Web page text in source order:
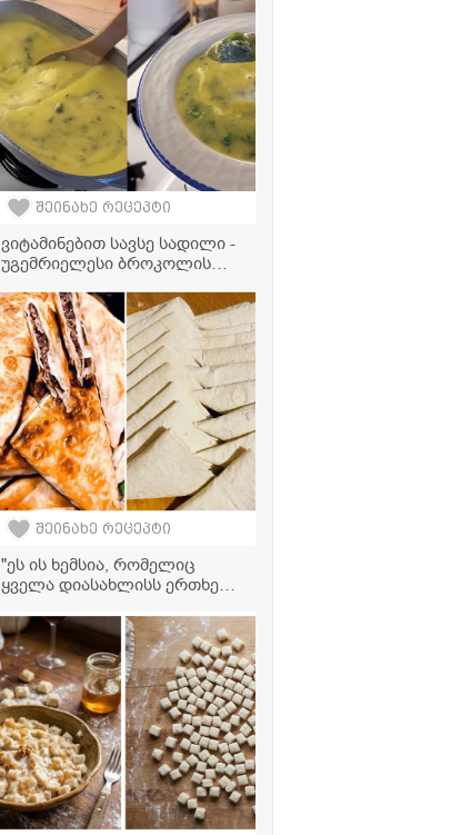
შეინახე რეცეპტი
ვიტამინებით სავსე სადილი -
უგემრიელესი ბროკოლის
შეინახე რეცეპტი
"ეს ის ხემსია, რომელიც
ყველა დიასახლისს ერთხელ
ლობიანი თხელ ლავაშში